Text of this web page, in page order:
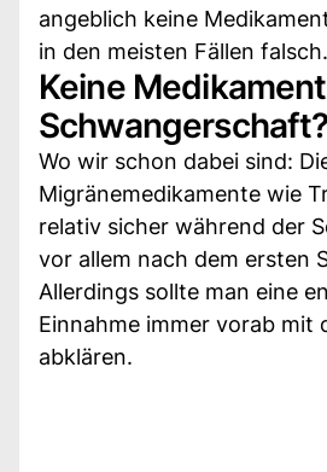
angeblich keine
in den meisten Fällen falsch.
Keine
Schwangerschaft?
Wo wir schon dabei sind:
Migränemedikamente wie
relativ sicher während der
vor allem nach dem ersten
Allerdings sollte man eine
Einnahme immer vorab mit
abklären.